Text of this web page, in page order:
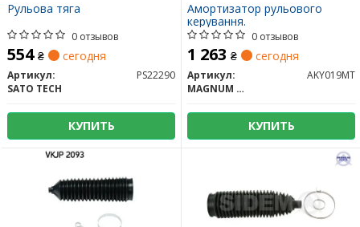
Рульова тяга
0 отзывов
554 ₴ сегодня
Артикул:
PS22290
SATO TECH
КУПИТЬ
Амортизатор рульового
керування.
0 отзывов
1 263 ₴ сегодня
Артикул:
AKY019MT
MAGNUM TECHNOLOGY
КУПИТЬ